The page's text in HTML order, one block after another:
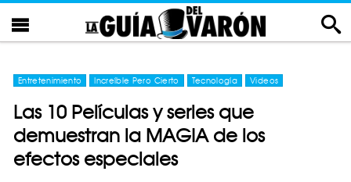
Entretenimiento Increíble Pero Cierto Tecnología Videos
Las 10 Películas y series que
demuestran la MAGIA de los
efectos especiales